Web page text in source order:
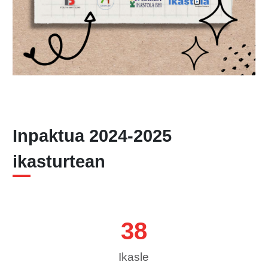
Inpaktua 2024-2025
ikasturtean
52
Ikasle